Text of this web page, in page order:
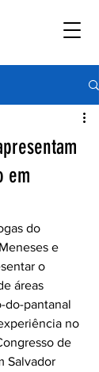
em
do
e
o
áreas
do-pantanal
no
de
Salvador